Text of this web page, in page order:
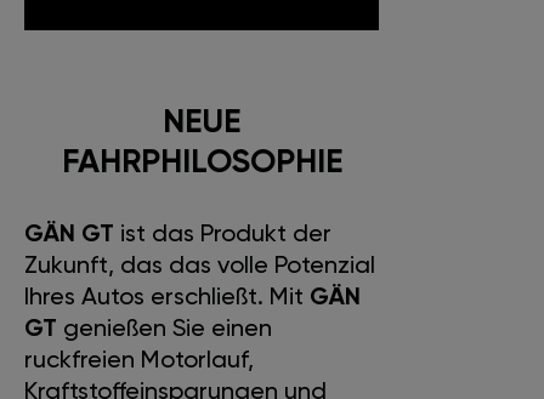
NEUE
FAHRPHILOSOPHIE
GÄN GT ist das Produkt der
Zukunft, das das volle Potenzial
Ihres Autos erschließt. Mit GÄN
GT genießen Sie einen
ruckfreien Motorlauf,
Kraftstoffeinsparungen und